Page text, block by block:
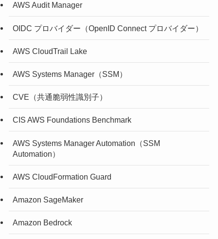
AWS Audit Manager
OIDC プロバイダー（OpenID Connect プロバイダー）
AWS CloudTrail Lake
AWS Systems Manager（SSM）
CVE（共通脆弱性識別子）
CIS AWS Foundations Benchmark
AWS Systems Manager Automation（SSM
Automation）
AWS CloudFormation Guard
Amazon SageMaker
Amazon Bedrock